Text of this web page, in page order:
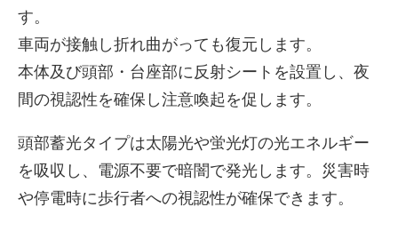
内
す。
車両が接触し折れ曲がっても復元します。
本体及び頭部・台座部に反射シートを設置し、夜
間の視認性を確保し注意喚起を促します。
頭部蓄光タイプは太陽光や蛍光灯の光エネルギー
を吸収し、電源不要で暗闇で発光します。災害時
や停電時に歩行者への視認性が確保できます。